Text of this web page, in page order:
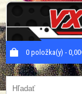
0 položka(y) -